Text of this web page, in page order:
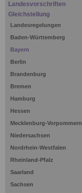
Landesvorschriften
Gleichstellung
Landesregelungen
Baden-Württemberg
Bayern
Berlin
Brandenburg
Bremen
Hamburg
Hessen
Mecklenburg-Vorpommern
Niedersachsen
Nordrhein-Westfalen
Rheinland-Pfalz
Saarland
Sachsen